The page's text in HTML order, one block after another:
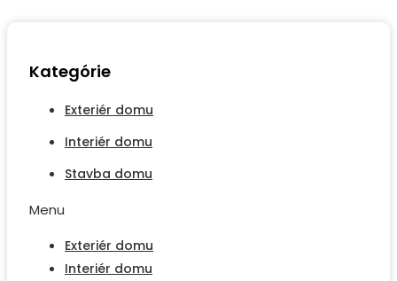
Kategórie
Exteriér domu
Interiér domu
Stavba domu
Menu
Exteriér domu
Interiér domu